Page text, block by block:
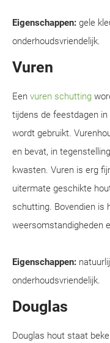
Eigenschappen: gele
onderhoudsvriendelijk.
Vuren
Een vuren schutting
tijdens de feestdagen
wordt gebruikt.
en bevat, in
kwasten. Vuren is erg
uitermate geschikte
schutting. Bovendien is
weersomstandigheden
Eigenschappen:
onderhoudsvriendelijk.
Douglas
Douglas hout staat